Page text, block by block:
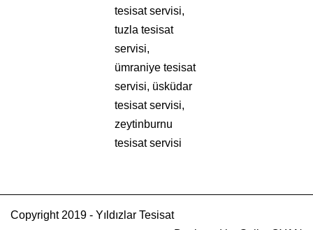
tesisat servisi,
tuzla tesisat
servisi,
ümraniye tesisat
servisi, üsküdar
tesisat servisi,
zeytinburnu
tesisat servisi
Copyright 2019 - Yıldızlar Tesisat